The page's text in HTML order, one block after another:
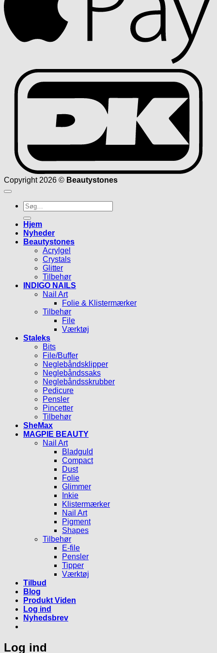
Copyright 2026 © Beautystones
Søg
efter:
Hjem
Nyheder
Beautystones
Acrylgel
Crystals
Glitter
Tilbehør
INDIGO NAILS
Nail Art
Folie & Klistermærker
Tilbehør
File
Værktøj
Staleks
Bits
File/Buffer
Neglebåndsklipper
Neglebåndssaks
Neglebåndsskrubber
Pedicure
Pensler
Pincetter
Tilbehør
SheMax
MAGPIE BEAUTY
Nail Art
Bladguld
Compact
Dust
Folie
Glimmer
Inkie
Klistermærker
Nail Art
Pigment
Shapes
Tilbehør
E-file
Pensler
Tipper
Værktøj
Tilbud
Blog
Produkt Viden
Log ind
Nyhedsbrev
Log ind